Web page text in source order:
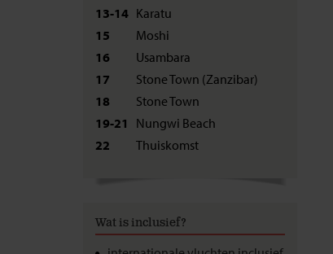
13-14 Karatu
15
Moshi
16
Usambara
17
Stone Town (Zanzibar)
18
Stone Town
19-21
Nungwi Beach
22
Thuiskomst
Wat is inclusief?